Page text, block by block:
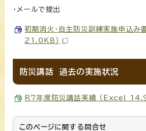
・メールで提出
初期消火・自主防災訓練実施申込み
21.0KB）
防災講話 過去の実施状況
R7年度防災講話実績 （Excel
このページに関する 問合せ